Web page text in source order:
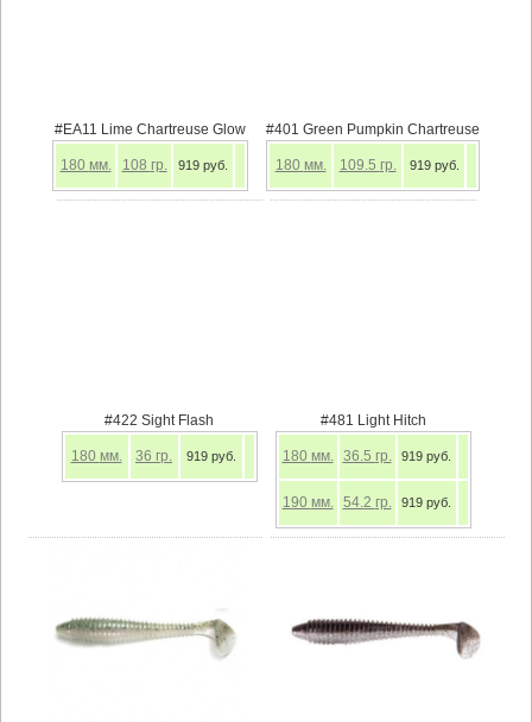
#EA11 Lime Chartreuse Glow
180 мм. 108 гр. 919 руб.
#401 Green Pumpkin Chartreuse
180 мм. 109.5 гр. 919 руб.
#422 Sight Flash
180 мм. 36 гр. 919 руб.
#481 Light Hitch
180 мм. 36.5 гр. 919 руб.
190 мм. 54.2 гр. 919 руб.